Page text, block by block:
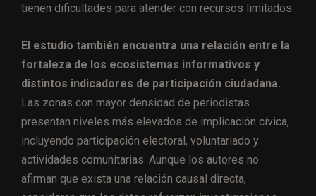
tienen dificultades para atender con recursos limitados.
El estudio también encuentra una relación entre la
fortaleza de los ecosistemas informativos y
distintos indicadores de participación ciudadana.
Las zonas con mayor densidad de periodistas
presentan niveles más elevados de implicación cívica,
incluyendo participación electoral, voluntariado y
actividades comunitarias. Aunque los autores no
afirman que exista una relación causal directa,